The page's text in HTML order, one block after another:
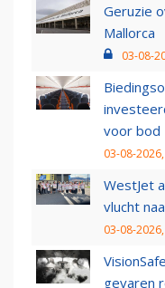
Geruzie
Mallorca
03-08-
voor bod
03-08-
WestJet
vlucht
03-08-
gevaren